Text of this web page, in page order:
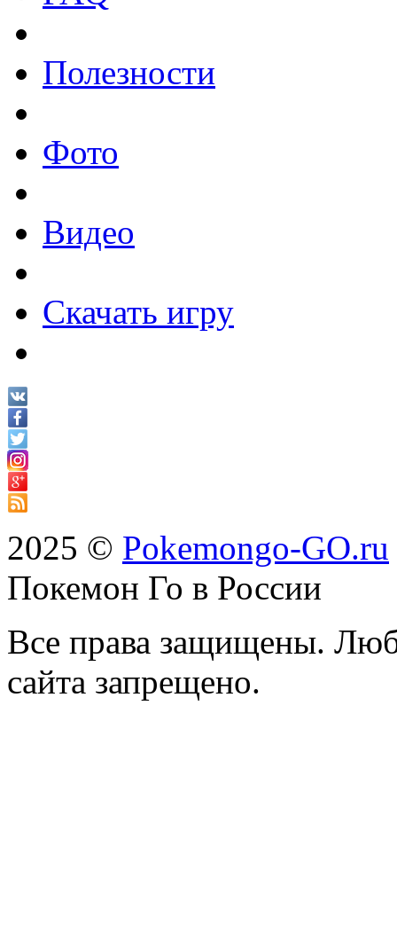
Полезности
Фото
Видео
Скачать игру
2025 © Pokemongo-GO.ru
Покемон Го в России
Все права защищены.
сайта запрещено.